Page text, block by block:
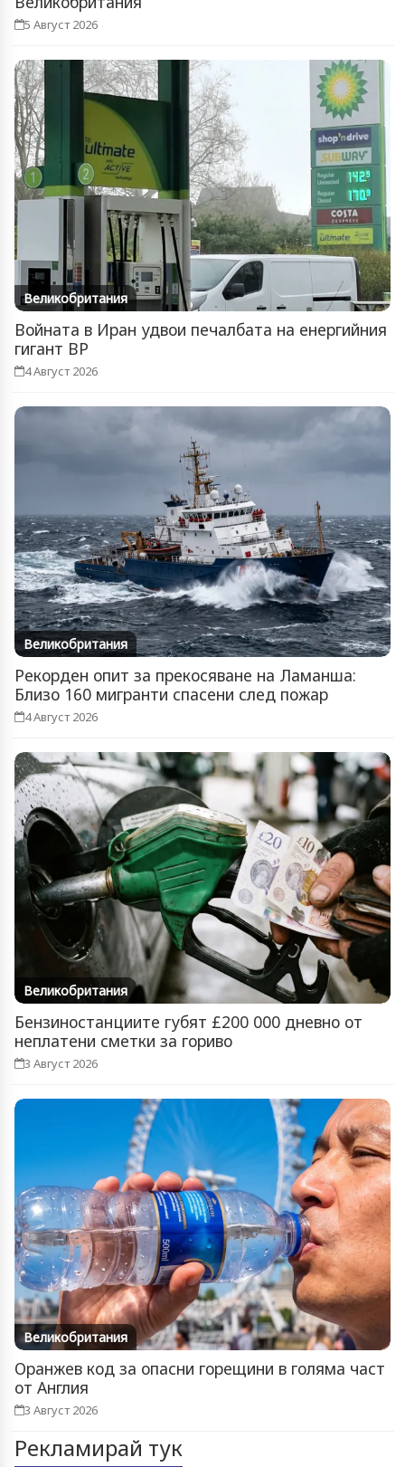
5 Август 2026
Великобритания
Войната в Иран удвои печалбата на енергийния
гигант BP
4 Август 2026
Великобритания
Рекорден опит за прекосяване на Ламанша:
Близо 160 мигранти спасени след пожар
4 Август 2026
Великобритания
Бензиностанциите губят £200 000 дневно от
неплатени сметки за гориво
3 Август 2026
Великобритания
Оранжев код за опасни горещини в голяма част
от Англия
3 Август 2026
Рекламирай тук